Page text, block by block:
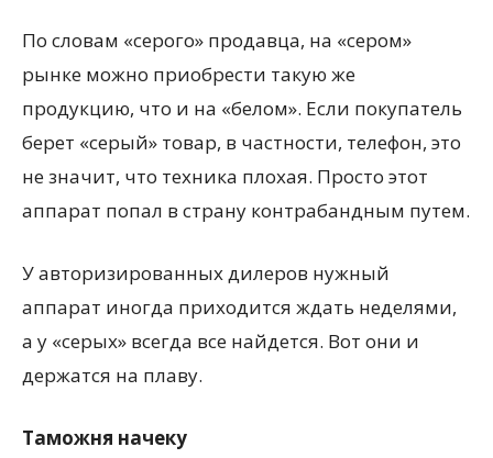
По словам «серого» продавца, на «сером»
рынке можно приобрести такую же
продукцию, что и на «белом». Если покупатель
берет «серый» товар, в частности, телефон, это
не значит, что техника плохая. Просто этот
аппарат попал в страну контрабандным путем.
У авторизированных дилеров нужный
аппарат иногда приходится ждать неделями,
а у «серых» всегда все найдется. Вот они и
держатся на плаву.
Таможня начеку